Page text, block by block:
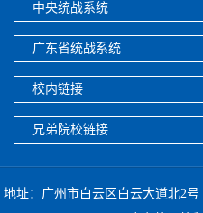
中央统战系统
广东省统战系统
校内链接
兄弟院校链接
地址：广州市白云区白云大道北2号